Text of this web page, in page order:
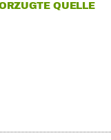
QUELLE